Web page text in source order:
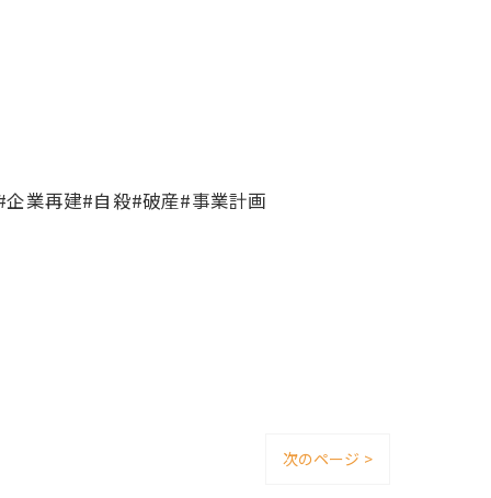
業再建#自殺#破産#事業計画
次のページ >